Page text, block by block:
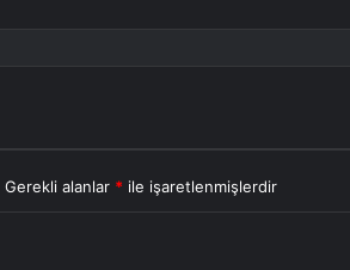
Gerekli alanlar * ile işaretlenmişlerdir